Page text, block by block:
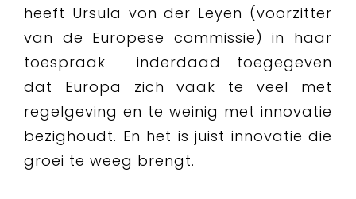
heeft Ursula von der Leyen (voorzitter
van de Europese commissie) in haar
toespraak inderdaad toegegeven
dat Europa zich vaak te veel met
regelgeving en te weinig met innovatie
bezighoudt. En het is juist innovatie die
groei te weeg brengt.